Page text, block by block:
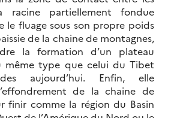
racine partiellement fondue
le fluage sous son propre poids
de la chaine de montagnes,
la formation d’un plateau
même type que celui du Tibet
aujourd’hui. Enfin, elle
de la chaine de
finir comme la région du Basin